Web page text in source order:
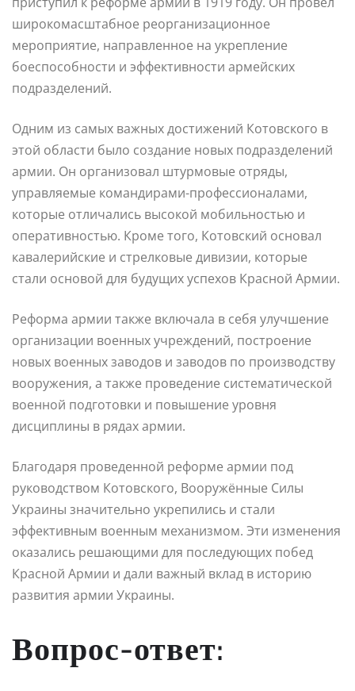
широкомасштабное реорганизационное
мероприятие, направленное на укрепление
боеспособности и эффективности армейских
подразделений.
Одним из самых важных достижений Котовского в
этой области было создание новых подразделений
армии. Он организовал штурмовые отряды,
управляемые командирами-профессионалами,
которые отличались высокой мобильностью и
оперативностью. Кроме того, Котовский основал
кавалерийские и стрелковые дивизии, которые
стали основой для будущих успехов Красной Армии.
Реформа армии также включала в себя улучшение
организации военных учреждений, построение
новых военных заводов и заводов по производству
вооружения, а также проведение систематической
военной подготовки и повышение уровня
дисциплины в рядах армии.
Благодаря проведенной реформе армии под
руководством Котовского, Вооружённые Силы
Украины значительно укрепились и стали
эффективным военным механизмом. Эти изменения
оказались решающими для последующих побед
Красной Армии и дали важный вклад в историю
развития армии Украины.
Вопрос-ответ: